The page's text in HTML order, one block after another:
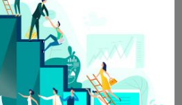
phỏng vấn bằng cách nào?
Quyền lợi gì khi gia nhập công